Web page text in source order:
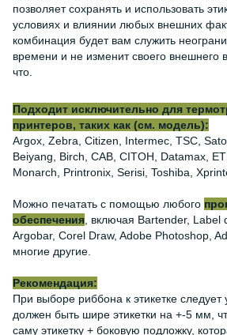
позволяет сохранять и использовать
условиях и влиянии любых внешних
комбинация будет вам служить
времени и не изменит своего внешнего
что.
Подходит исключительно для
принтеров, таких как (см. модель):
Argox, Zebra, Citizen, Intermec, TSC,
Beiyang, Birch, CAB, CITOH, Datamax,
Monarch, Printronix, Serisi, Toshiba,
Можно печатать с помощью любого
обеспечения , включая Bartender, Label
Argobar, Corel Draw, Adobe Photoshop,
многие другие.
Рекомендация:
При выборе риббона к этикетке следует
должен быть шире этикетки на +-5 мм,
саму этикетку + боковую подложку,